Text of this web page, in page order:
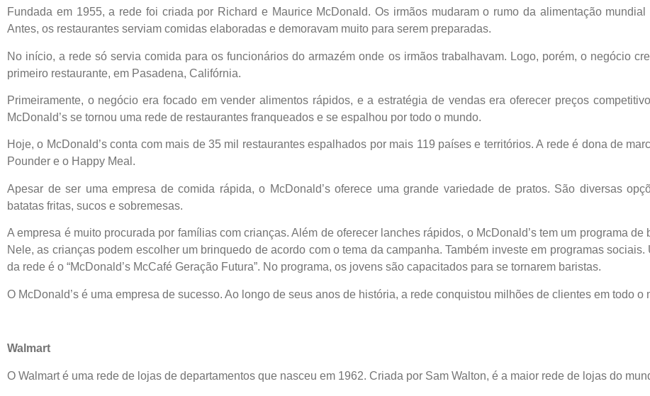
Fundada em 1955, a rede foi criada por Richard e Maurice McDonald. Os irmãos mudaram o rumo da alimentação
Antes, os restaurantes serviam comidas elaboradas e demoravam muito para serem preparadas.
No início, a rede só servia comida para os funcionários do armazém onde os irmãos trabalhavam. Logo, porém, o negócio
primeiro restaurante, em Pasadena, Califórnia.
Primeiramente, o negócio era focado em vender alimentos rápidos, e a estratégia de vendas era oferecer preços
McDonald’s se tornou uma rede de restaurantes franqueados e se espalhou por todo o mundo.
Hoje, o McDonald’s conta com mais de 35 mil restaurantes espalhados por mais 119 países e territórios. A rede é dona de
Pounder e o Happy Meal.
Apesar de ser uma empresa de comida rápida, o McDonald’s oferece uma grande variedade de pratos. São diversas
batatas fritas, sucos e sobremesas.
A empresa é muito procurada por famílias com crianças. Além de oferecer lanches rápidos, o McDonald’s tem um programa
Nele, as crianças podem escolher um brinquedo de acordo com o tema da campanha. Também investe em programas
da rede é o “McDonald’s McCafé Geração Futura”. No programa, os jovens são capacitados para se tornarem baristas.
O McDonald’s é uma empresa de sucesso. Ao longo de seus anos de história, a rede conquistou milhões de clientes em todo o
Walmart
O Walmart é uma rede de lojas de departamentos que nasceu em 1962. Criada por Sam Walton, é a maior rede de lojas do